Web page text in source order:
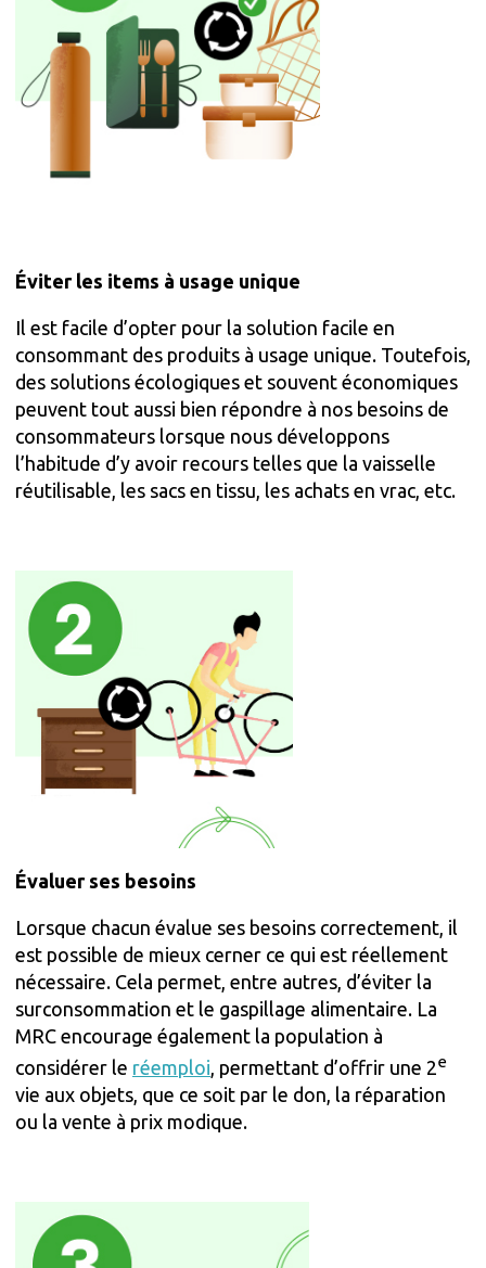
Éviter les items à usage unique
Il est facile d’opter pour la solution facile en
consommant des produits à usage unique. Toutefois,
des solutions écologiques et souvent économiques
peuvent tout aussi bien répondre à nos besoins de
consommateurs lorsque nous développons
l’habitude d’y avoir recours telles que la vaisselle
réutilisable, les sacs en tissu, les achats en vrac, etc.
Évaluer ses besoins
Lorsque chacun évalue ses besoins correctement, il
est possible de mieux cerner ce qui est réellement
nécessaire. Cela permet, entre autres, d’éviter la
surconsommation et le gaspillage alimentaire. La
MRC encourage également la population à
considérer le réemploi, permettant d’offrir une 2e
vie aux objets, que ce soit par le don, la réparation
ou la vente à prix modique.